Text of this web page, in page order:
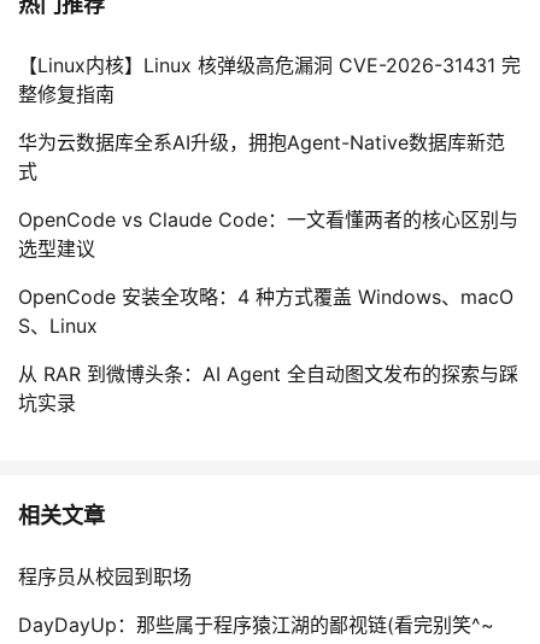
【Linux内核】Linux 核弹级高危漏洞 CVE-2026-31431 完
整修复指南
华为云数据库全系AI升级，拥抱Agent-Native数据库新范
式
OpenCode vs Claude Code：一文看懂两者的核心区别与
选型建议
OpenCode 安装全攻略：4 种方式覆盖 Windows、macO
S、Linux
从 RAR 到微博头条：AI Agent 全自动图文发布的探索与踩
坑实录
相关文章
程序员从校园到职场
DayDayUp：那些属于程序猿江湖的鄙视链(看完别笑^~